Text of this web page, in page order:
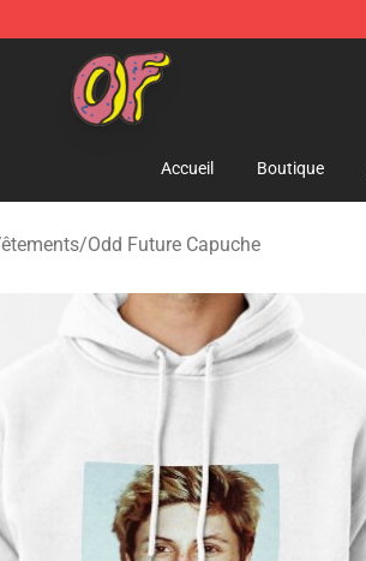
Odd Future Merchandise Store
Accueil Boutique
/Odd Future Capuche